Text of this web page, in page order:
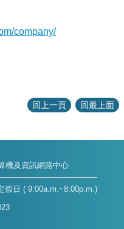
company/
回上一頁 回最上面
機及資訊網路中心
假日 ( 9:00a.m.~8:00p.m.)